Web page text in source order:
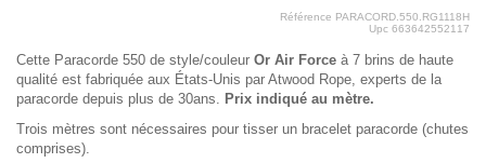
Référence PARACORD.550.RG1118H
Upc 663642552117
Cette Paracorde 550 de style/couleur Or Air Force à 7 brins de haute
qualité est fabriquée aux États-Unis par Atwood Rope, experts de la
paracorde depuis plus de 30ans. Prix indiqué au mètre.
Trois mètres sont nécessaires pour tisser un bracelet paracorde (chutes
comprises).